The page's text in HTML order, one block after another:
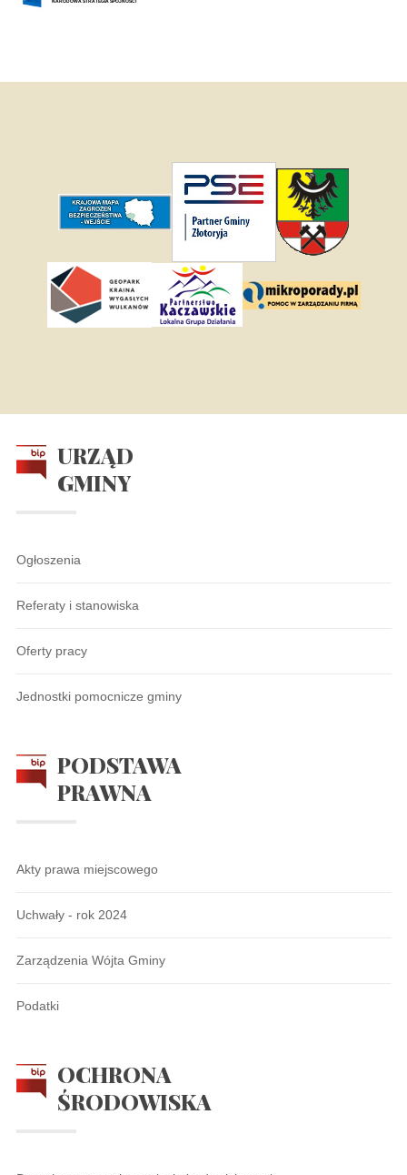
URZĄD
GMINY
Ogłoszenia
Referaty i stanowiska
Oferty pracy
Jednostki pomocnicze gminy
PODSTAWA
PRAWNA
Akty prawa miejscowego
Uchwały - rok 2024
Zarządzenia Wójta Gminy
Podatki
OCHRONA
ŚRODOWISKA